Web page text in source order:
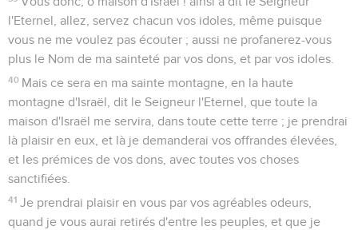
l'Eternel, allez, servez chacun vos idoles, même puisque
vous ne me voulez pas écouter ; aussi ne profanerez-vous
plus le Nom de ma sainteté par vos dons, et par vos idoles.
40 Mais ce sera en ma sainte montagne, en la haute
montagne d'Israël, dit le Seigneur l'Eternel, que toute la
maison d'Israël me servira, dans toute cette terre ; je prendrai
là plaisir en eux, et là je demanderai vos offrandes élevées,
et les prémices de vos dons, avec toutes vos choses
sanctifiées.
41 Je prendrai plaisir en vous par vos agréables odeurs,
quand je vous aurai retirés d'entre les peuples, et que je